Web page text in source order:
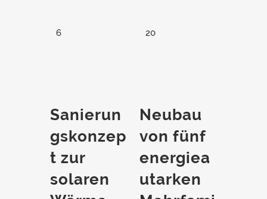
6 20
Sanierun
gskonzep
t zur
solaren
Neubau
von fünf
energiea
utarken